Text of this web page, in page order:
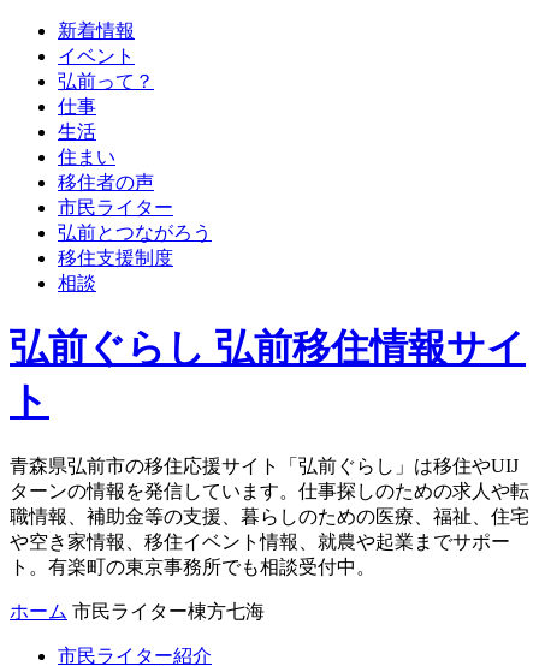
新着情報
イベント
弘前って？
仕事
生活
住まい
移住者の声
市民ライター
弘前とつながろう
移住支援制度
相談
弘前ぐらし 弘前移住情報サイ
ト
青森県弘前市の移住応援サイト「弘前ぐらし」は移住やUIJ
ターンの情報を発信しています。仕事探しのための求人や転
職情報、補助金等の支援、暮らしのための医療、福祉、住宅
や空き家情報、移住イベント情報、就農や起業までサポー
ト。有楽町の東京事務所でも相談受付中。
ホーム 市民ライター棟方七海
市民ライター紹介